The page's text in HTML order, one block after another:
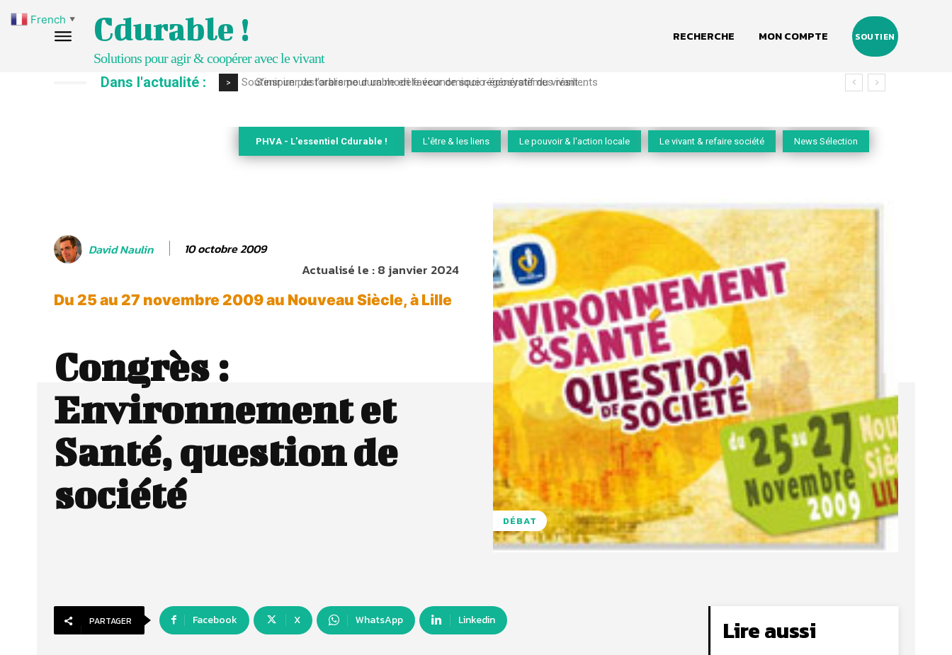
Cdurable !
Solutions pour agir & coopérer avec le vivant
RECHERCHE MON COMPTE SOUTIEN
Dans l'actualité : > S’inspirer de l’arbre pour un modèle économique régénératif du vivant …
PHVA - L'essentiel Cdurable ! L'être & les liens Le pouvoir & l'action locale Le vivant & refaire société News Sélection
David Naulin 10 octobre 2009
Actualisé le :8 janvier 2024
Du 25 au 27 novembre 2009 au Nouveau Siècle, à Lille
Congrès :
Environnement et
Santé, question de
société
DÉBAT
PARTAGER Facebook X WhatsApp Linkedin Lire aussi
French ▼